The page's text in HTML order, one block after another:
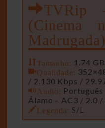
TVRip
(Cinema
Madrugada)
Tamanho: 1.74 GB
Qualidade:
/ 2.130 Kbps /
Audio: Português
Álamo – AC3 / 2.0
Legenda: S/L